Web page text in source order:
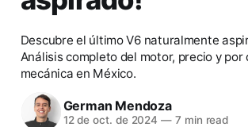
Descubre el último V6 naturalmente
Análisis completo del motor, precio y por
mecánica en México.
German Mendoza
12 de oct. de 2024 — 7 min read